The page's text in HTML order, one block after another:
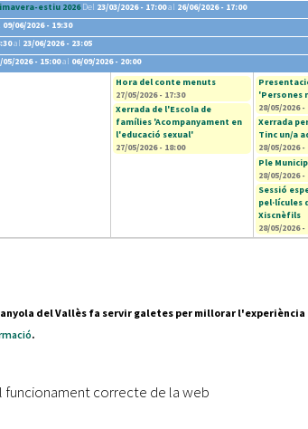
estiu 2026 Del 23/03/2026 - 17:00al 26/06/2026 - 17:00
09/06/2026 - 19:30
al 23/06/2026 - 23:05
05/2026 - 15:00al 06/09/2026 - 20:00
Hora del conte menuts
27/05/2026 - 17:30
Xerrada de l'Escola de
famílies 'Acompanyament en
l'educació sexual'
27/05/2026 - 18:00
'Persones
28/05/2026 -
Xerrada
Tinc un/a
28/05/2026 -
Ple
28/05/2026 -
Sessió
pel·lícules
Xiscnèfils
28/05/2026 -
Tel. 935 80 88 88
del Vallès fa servir galetes per millorar l'experiència
.
funcionament correcte de la web